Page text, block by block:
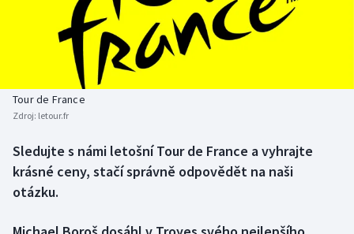
Biatlon
Boby a skeleton
Box
Curling
Dostihy
Aplikace ČT sport
Tour de France
Zdroj: letour.fr
Sledujte s námi letošní Tour de France a vyhrajte
krásné ceny, stačí správně odpovědět na naši
otázku.